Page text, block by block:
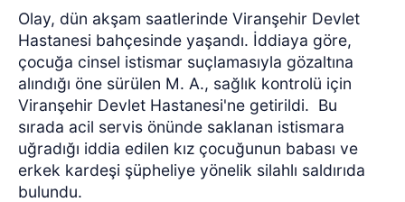
Olay, dün akşam saatlerinde Viranşehir Devlet
Hastanesi bahçesinde yaşandı. İddiaya göre,
çocuğa cinsel istismar suçlamasıyla gözaltına
alındığı öne sürülen M. A., sağlık kontrolü için
Viranşehir Devlet Hastanesi'ne getirildi. Bu
sırada acil servis önünde saklanan istismara
uğradığı iddia edilen kız çocuğunun babası ve
erkek kardeşi şüpheliye yönelik silahlı saldırıda
bulundu.